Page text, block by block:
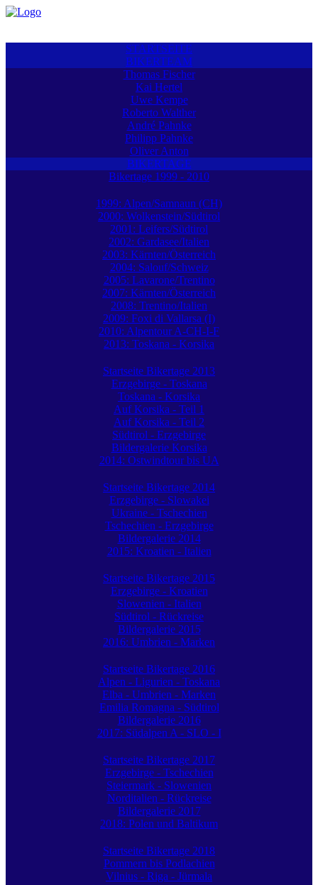
STARTSEITE
BIKERTEAM
Thomas Fischer
Kai Hertel
Uwe Kempe
Roberto Walther
André Pahnke
Philipp Pahnke
Oliver Anton
BIKERTAGE
Bikertage 1999 - 2010
1999: Alpen/Samnaun (CH)
2000: Wolkenstein/Südtirol
2001: Leifers/Südtirol
2002: Gardasee/Italien
2003: Kärnten/Österreich
2004: Salouf/Schweiz
2005: Lavarone/Trentino
2007: Kärnten/Österreich
2008: Trentino/Italien
2009: Foxi di Vallarsa (I)
2010: Alpentour A-CH-I-F
2013: Toskana - Korsika
Startseite Bikertage 2013
Erzgebirge - Toskana
Toskana - Korsika
Auf Korsika - Teil 1
Auf Korsika - Teil 2
Südtirol - Erzgebirge
Bildergalerie Korsika
2014: Ostwindtour bis UA
Startseite Bikertage 2014
Erzgebirge - Slowakei
Ukraine - Tschechien
Tschechien - Erzgebirge
Bildergalerie 2014
2015: Kroatien - Italien
Startseite Bikertage 2015
Erzgebirge - Kroatien
Slowenien - Italien
Südtirol - Rückreise
Bildergalerie 2015
2016: Umbrien - Marken
Startseite Bikertage 2016
Alpen - Ligurien - Toskana
Elba - Umbrien - Marken
Emilia Romagna - Südtirol
Bildergalerie 2016
2017: Südalpen A - SLO - I
Startseite Bikertage 2017
Erzgebirge - Tschechien
Steiermark - Slowenien
Norditalien - Rückreise
Bildergalerie 2017
2018: Polen und Baltikum
Startseite Bikertage 2018
Pommern bis Podlachien
Vilnius - Riga - Jürmala